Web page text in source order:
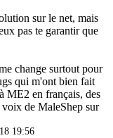
sur le net, mais
pas te garantir que
change surtout pour
qui m'ont bien fait
ME2 en français, des
de MaleShep sur
19:56